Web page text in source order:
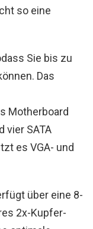
so eine
Sie bis zu
Das
Motherboard
vier SATA
es VGA- und
über eine 8-
2x-Kupfer-